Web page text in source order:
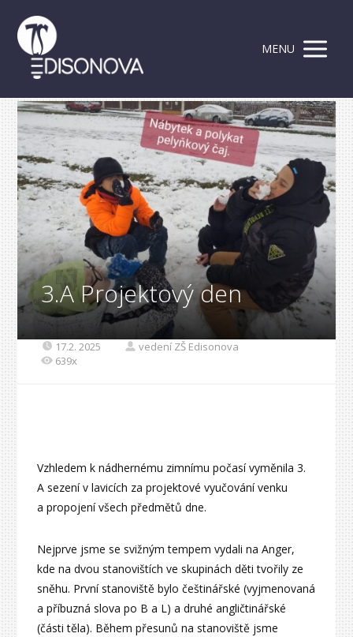
MENU
3.A Projektový den
17.2. 2025
vedení ZŠ Edisonova
639x
Vzhledem k nádhernému zimnímu počasí vyměnila 3.
A sezení v lavicích za projektové vyučování venku
a propojení všech předmětů dne.
Nejprve jsme se svižným tempem vydali na Anger,
kde na dvou stanovištích ve skupinách děti tvořily ze
sněhu. První stanoviště bylo češtinářské (vyjmenovaná
a příbuzná slova po B a L) a druhé angličtinářské
(části těla). Během přesunů na stanoviště jsme